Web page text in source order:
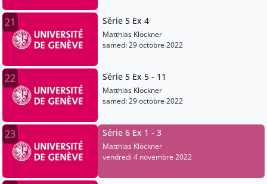
21 Série 5 Ex 4
Matthias Klöckner
samedi 29 octobre 2022
22 Série 5 Ex 5 - 11
Matthias Klöckner
samedi 29 octobre 2022
23 Série 6 Ex 1 - 3
Matthias Klöckner
vendredi 4 novembre 2022